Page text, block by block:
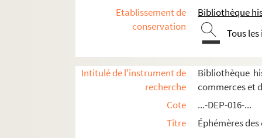
Etablissement de
conservation
Bibliothèque
Tous
Intitulé de l'instrument de
recherche
Bibliothèque
commerces et
Cote
...-DEP-016-...
Titre
Éphémères
4-DEP-016-0483. Corner stores
8-DEP-016-0085. Juliette
8-DEP-016-0097. Derby
4-DEP-016-0154. Aux Deux pôles